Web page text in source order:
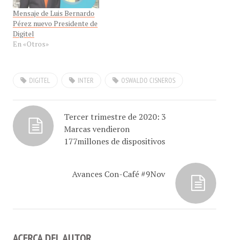
Mensaje de Luis Bernardo
Pérez nuevo Presidente de
Digitel
En «Otros»
Tercer trimestre de 2020: 3
Marcas vendieron
177millones de dispositivos
Avances Con-Café #9Nov
ACERCA DEL AUTOR